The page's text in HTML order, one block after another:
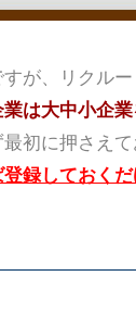
が、リクル
は大中小企
初に押さえて
録しておく